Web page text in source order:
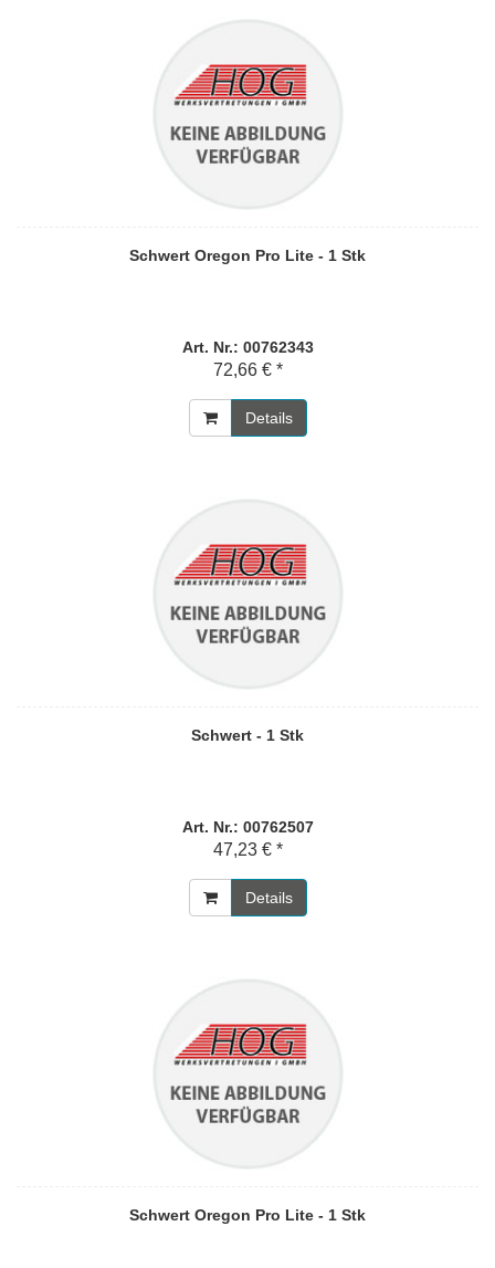
Schwert Oregon Pro Lite - 1 Stk
Art. Nr.: 00762343
72,66 € *
Details
Schwert - 1 Stk
Art. Nr.: 00762507
47,23 € *
Details
Schwert Oregon Pro Lite - 1 Stk